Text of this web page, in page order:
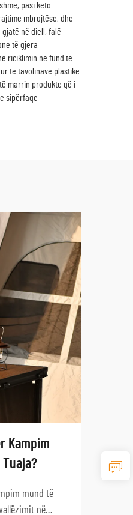
pasi këto
mbrojtëse, dhe
në diell, falë
të gjera
riciklimin në fund të
të tavolinave plastike
marrin produkte që i
sipërfaqe
Kampim
Tuaja?
mund të
në